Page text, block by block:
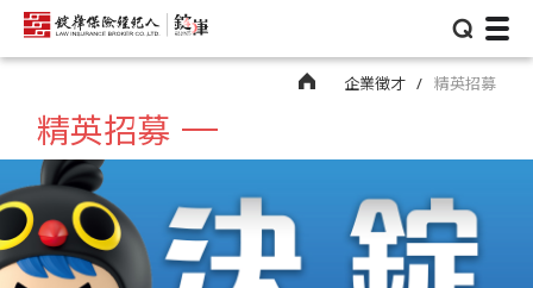
⌕
企業徵才 精英招募
精英招募